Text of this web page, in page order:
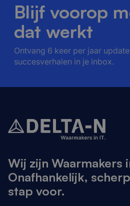
Blijf voorop
dat werkt
Ontvang 6 keer per jaar
succesverhalen in je inbox.
Wij zijn Waarmakers
Onafhankelijk,
stap voor.